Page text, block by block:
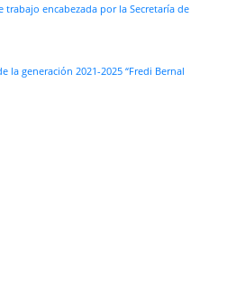
trabajo encabezada por la Secretaría de
la generación 2021-2025 “Fredi Bernal